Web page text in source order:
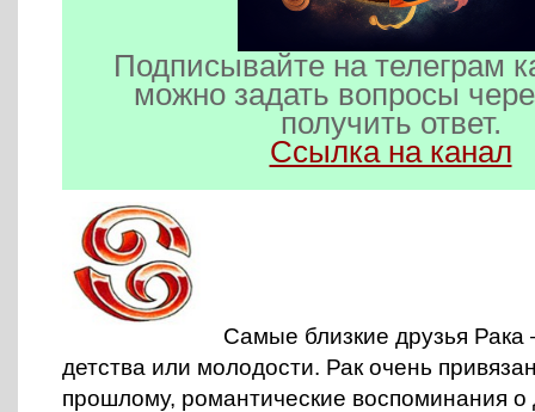
Подписывайте на телеграм
можно задать вопросы
получить ответ.
Ссылка на канал
Самые близкие друзья Рака
детства или молодости. Рак очень
прошлому, романтические воспоминания о